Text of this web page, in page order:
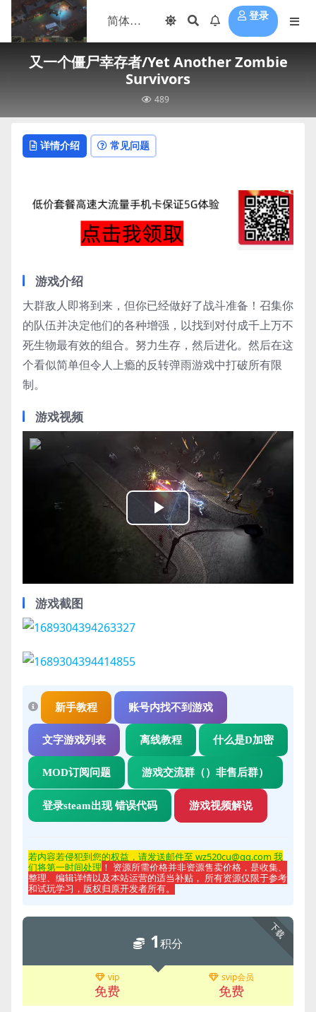
登录
又一个僵尸幸存者/Yet Another Zombie
Survivors
489
详情介绍 常见问题
游戏介绍
大群敌人即将到来，但你已经做好了战斗准备！召集你
的队伍并决定他们的各种增强，以找到对付成千上万不
死生物最有效的组合。努力生存，然后进化。然后在这
个看似简单但令人上瘾的反转弹雨游戏中打破所有限
制。
游戏视频
Play
Video
游戏截图
新手教程 账号内找不到游戏
文字游戏列表 离线教程 什么是D加密
MOD订阅问题 游戏交流群（）非售后群）
登录steam出现 错误代码 游戏视频解说
若内容若侵犯到您的权益，请发送邮件至 wz520cu@qq.com 我
们将第一时间处理 ！ 资源所需价格并非资源售卖价格，是收集、
整理、编辑详情以及本站运营的适当补贴， 所有资源仅限于参考
和试玩学习，版权归原开发者所有。
下载
1积分
vip
免费
svip会员
免费